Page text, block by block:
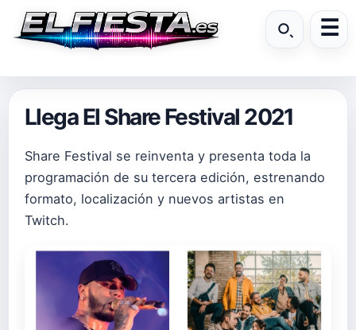
Llega El Share Festival 2021
Share Festival se reinventa y presenta toda la
programación de su tercera edición, estrenando
formato, localización y nuevos artistas en
Twitch.